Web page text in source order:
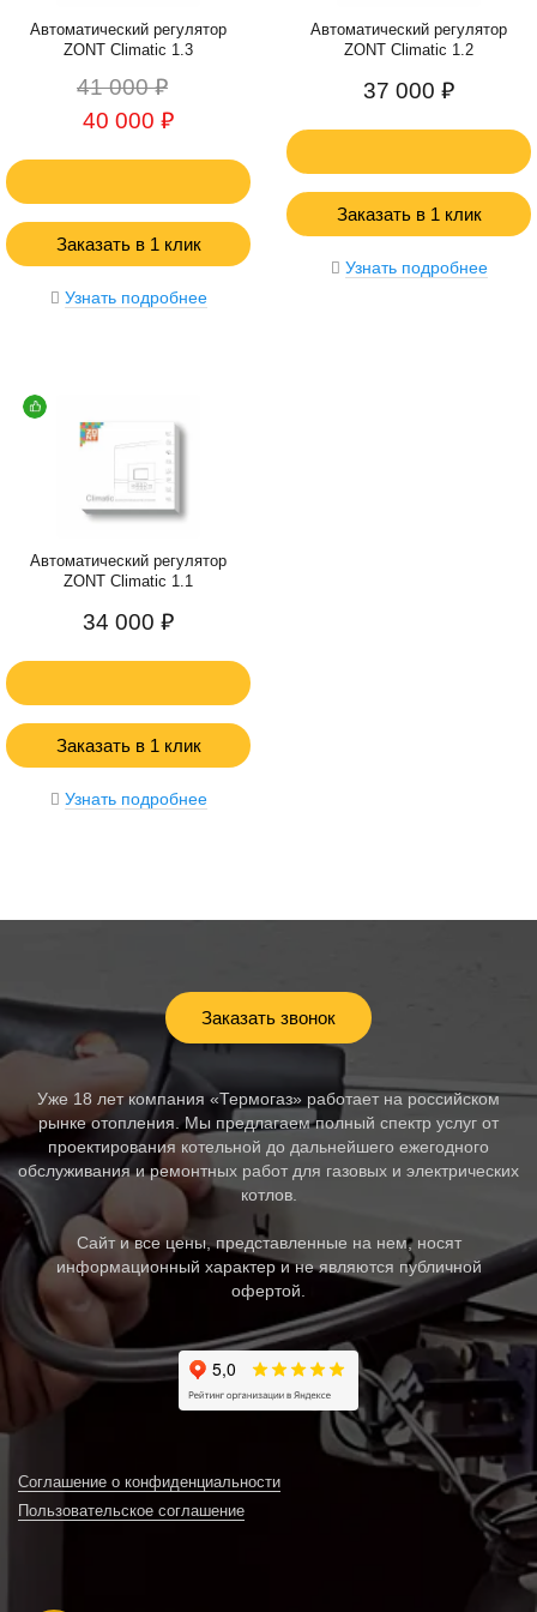
Автоматический регулятор
ZONT Climatic 1.3
41 000 ₽
40 000 ₽
Заказать в 1 клик
Узнать подробнее
Автоматический регулятор
ZONT Climatic 1.2
37 000 ₽
Заказать в 1 клик
Узнать подробнее
Автоматический регулятор
ZONT Climatic 1.1
34 000 ₽
Заказать в 1 клик
Узнать подробнее
Заказать звонок
Уже 18 лет компания «Термогаз» работает на российском
рынке отопления. Мы предлагаем полный спектр услуг от
проектирования котельной до дальнейшего ежегодного
обслуживания и ремонтных работ для газовых и электрических
котлов.
Сайт и все цены, представленные на нем, носят
информационный характер и не являются публичной
офертой.
Соглашение о конфиденциальности
Пользовательское соглашение